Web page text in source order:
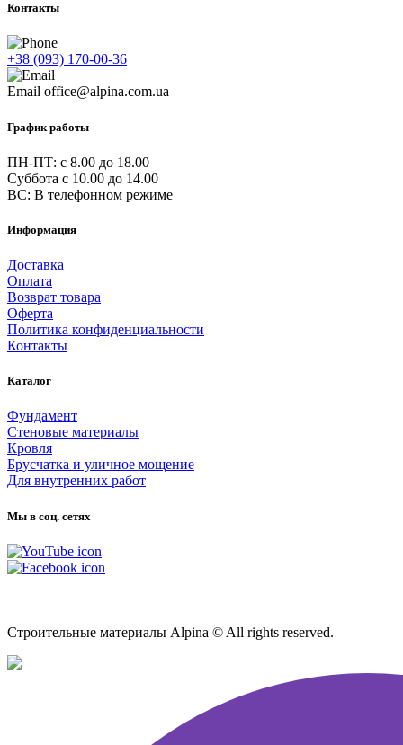
Контакты
+38 (093) 170-00-36
Email office@alpina.com.ua
График работы
ПН-ПТ: c 8.00 до 18.00
Суббота с 10.00 до 14.00
ВС: В телефонном режиме
Информация
Доставка
Оплата
Возврат товара
Оферта
Политика конфиденциальности
Контакты
Каталог
Фундамент
Стеновые материалы
Кровля
Брусчатка и уличное мощение
Для внутренних работ
Мы в соц. сетях
Строительные материалы Alpina © All rights reserved.